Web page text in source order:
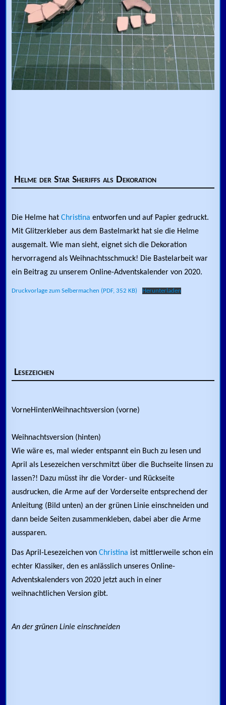
Helme der Star Sheriffs als Dekoration
Die Helme hatChristina entworfen und auf Papier gedruckt.
Mit Glitzerkleber aus dem Bastelmarkt hat sie die Helme
ausgemalt. Wie man sieht, eignet sich die Dekoration
hervorragend als Weihnachtsschmuck! Die Bastelarbeit war
ein Beitrag zu unserem Online-Adventskalender von 2020.
Druckvorlage zum Selbermachen (PDF, 352 KB) Herunterladen
Lesezeichen
VorneHintenWeihnachtsversion (vorne)
Weihnachtsversion (hinten)
Wie wäre es, mal wieder entspannt ein Buch zu lesen und
April als Lesezeichen verschmitzt über die Buchseite linsen zu
lassen?! Dazu müsst ihr die Vorder- und Rückseite
ausdrucken, die Arme auf der Vorderseite entsprechend der
Anleitung (Bild unten) an der grünen Linie einschneiden und
dann beide Seiten zusammenkleben, dabei aber die Arme
aussparen.
Das April-Lesezeichen vonChristina ist mittlerweile schon ein
echter Klassiker, den es anlässlich unseres Online-
Adventskalenders von 2020 jetzt auch in einer
weihnachtlichen Version gibt.
An der grünen Linie einschneiden